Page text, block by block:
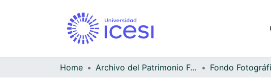
Home Archivo del Patrimonio Fotográfico y Fílmico del Valle del Cauca